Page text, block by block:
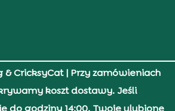
& CricksyCat| Przy zamówieniach
koszt dostawy. Jeśli
do godziny 14:00, Twoje ulubione